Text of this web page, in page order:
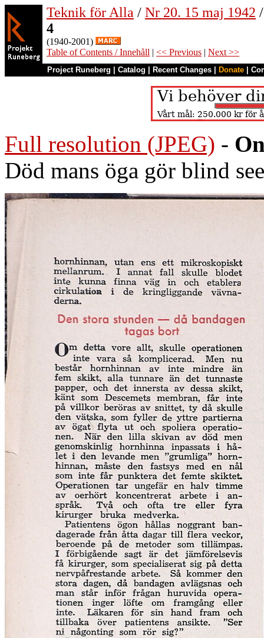
Teknik för Alla / Nr 20. 15 maj 1942 /
4
(1940-2001)
Table of Contents / Innehåll | << Previous | Next >>
Project Runeberg Catalog Recent Changes Donate
Full resolution (JPEG) -
Död mans öga gör blind